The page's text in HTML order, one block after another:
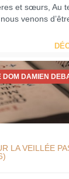
et sœurs, Au
venons
DOM DAMIEN
LA VEILLÉE